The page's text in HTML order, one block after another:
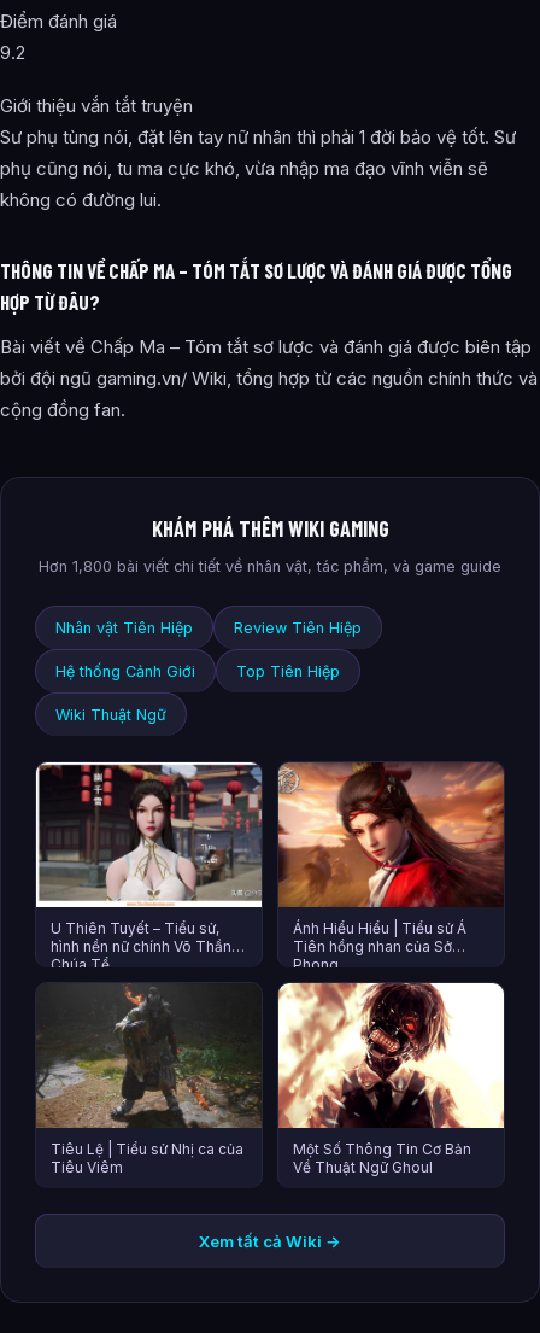
Điểm đánh giá
9.2
Giới thiệu vắn tắt truyện
Sư phụ tùng nói, đặt lên tay nữ nhân thì phải 1 đời bảo vệ tốt. Sư
phụ cũng nói, tu ma cực khó, vừa nhập ma đạo vĩnh viễn sẽ
không có đường lui.
THÔNG TIN VỀ CHẤP MA – TÓM TẮT SƠ LƯỢC VÀ ĐÁNH GIÁ ĐƯỢC TỔNG
HỢP TỪ ĐÂU?
Bài viết về Chấp Ma – Tóm tắt sơ lược và đánh giá được biên tập
bởi đội ngũ gaming.vn/ Wiki, tổng hợp từ các nguồn chính thức và
cộng đồng fan.
KHÁM PHÁ THÊM WIKI GAMING
Hơn 1,800 bài viết chi tiết về nhân vật, tác phẩm, và game guide
Nhân vật Tiên Hiệp Review Tiên Hiệp
Hệ thống Cảnh Giới Top Tiên Hiệp
Wiki Thuật Ngữ
U Thiên Tuyết – Tiểu sử,
hình nền nữ chính Võ Thần
Chúa Tể
Ánh Hiểu Hiểu | Tiểu sử Á
Tiên hồng nhan của Sở
Phong
Tiêu Lệ | Tiểu sử Nhị ca của
Tiêu Viêm
Một Số Thông Tin Cơ Bản
Về Thuật Ngữ Ghoul
Xem tất cả Wiki →